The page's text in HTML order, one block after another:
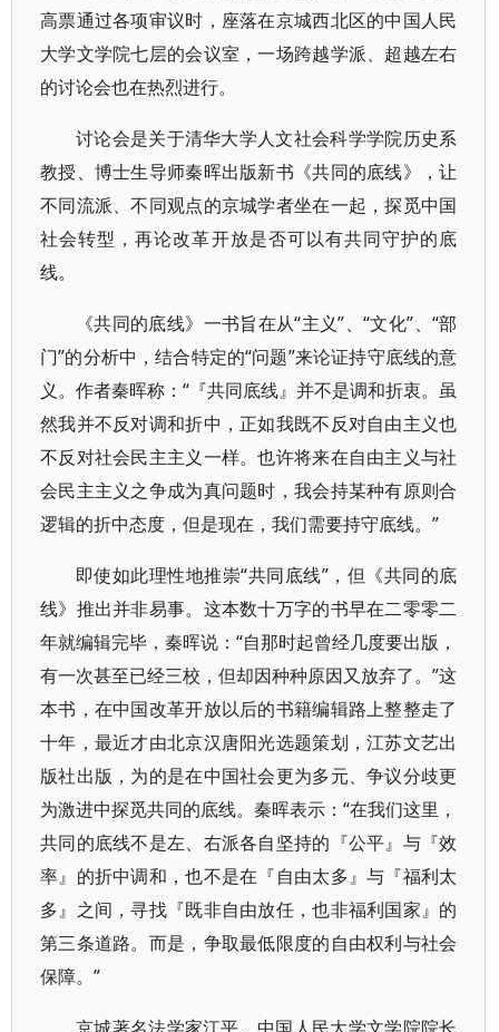
高票通过各项审议时，座落在京城西北区的中国人民
大学文学院七层的会议室，一场跨越学派、超越左右
的讨论会也在热烈进行。
讨论会是关于清华大学人文社会科学学院历史系
教授、博士生导师秦晖出版新书《共同的底线》，让
不同流派、不同观点的京城学者坐在一起，探觅中国
社会转型，再论改革开放是否可以有共同守护的底
线。
《共同的底线》一书旨在从“主义”、“文化”、“部
门”的分析中，结合特定的“问题”来论证持守底线的意
义。作者秦晖称：“『共同底线』并不是调和折衷。虽
然我并不反对调和折中，正如我既不反对自由主义也
不反对社会民主主义一样。也许将来在自由主义与社
会民主主义之争成为真问题时，我会持某种有原则合
逻辑的折中态度，但是现在，我们需要持守底线。”
即使如此理性地推崇“共同底线”，但《共同的底
线》推出并非易事。这本数十万字的书早在二零零二
年就编辑完毕，秦晖说：“自那时起曾经几度要出版，
有一次甚至已经三校，但却因种种原因又放弃了。”这
本书，在中国改革开放以后的书籍编辑路上整整走了
十年，最近才由北京汉唐阳光选题策划，江苏文艺出
版社出版，为的是在中国社会更为多元、争议分歧更
为激进中探觅共同的底线。秦晖表示：“在我们这里，
共同的底线不是左、右派各自坚持的『公平』与『效
率』的折中调和，也不是在『自由太多』与『福利太
多』之间，寻找『既非自由放任，也非福利国家』的
第三条道路。而是，争取最低限度的自由权利与社会
保障。”